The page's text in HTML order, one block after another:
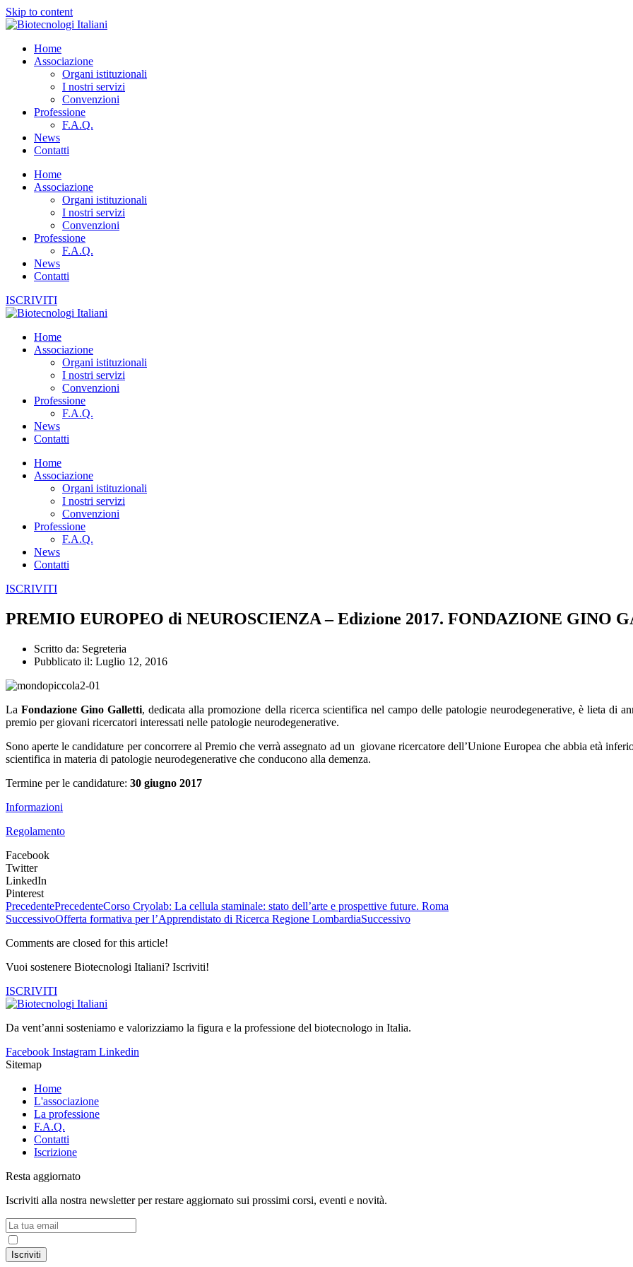
Skip to content
Home
Associazione
Organi istituzionali
I nostri servizi
Convenzioni
Professione
F.A.Q.
News
Contatti
Home
Associazione
Organi istituzionali
I nostri servizi
Convenzioni
Professione
F.A.Q.
News
Contatti
ISCRIVITI
Home
Associazione
Organi istituzionali
I nostri servizi
Convenzioni
Professione
F.A.Q.
News
Contatti
Home
Associazione
Organi istituzionali
I nostri servizi
Convenzioni
Professione
F.A.Q.
News
Contatti
ISCRIVITI
PREMIO EUROPEO di NEUROSCIENZA – Edizione 2017. FONDAZIONE GINO
Scritto da: Segreteria
Pubblicato il: Luglio 12, 2016
LaFondazione Gino Galletti, dedicata alla promozione della ricerca scientifica nel campo delle patologie neurodegenerative, è lieta di
premio per giovani ricercatori interessati nelle patologie neurodegenerative.
Sono aperte le candidature per concorrere al Premio che verrà assegnato ad un giovane ricercatore dell’Unione Europea che abbia età
scientifica in materia di patologie neurodegenerative che conducono alla demenza.
Termine per le candidature: 30 giugno 2017
Informazioni
Regolamento
Facebook
Twitter
LinkedIn
Pinterest
PrecedentePrecedenteCorso Cryolab: La cellula staminale: stato dell’arte e prospettive future. Roma
SuccessivoOfferta formativa per l’Apprendistato di Ricerca Regione LombardiaSuccessivo
Comments are closed for this article!
Vuoi sostenere Biotecnologi Italiani? Iscriviti!
ISCRIVITI
Da vent’anni sosteniamo e valorizziamo la figura e la professione del biotecnologo in Italia.
Facebook Instagram Linkedin
Sitemap
Home
L'associazione
La professione
F.A.Q.
Contatti
Iscrizione
Resta aggiornato
Iscriviti alla nostra newsletter per restare aggiornato sui prossimi corsi, eventi e novità.
Iscriviti